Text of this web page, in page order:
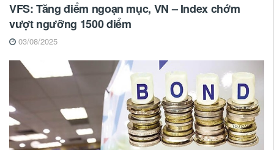
VFS: Tăng điểm ngoạn mục, VN – Index chớm
vượt ngưỡng 1500 điểm
03/08/2025